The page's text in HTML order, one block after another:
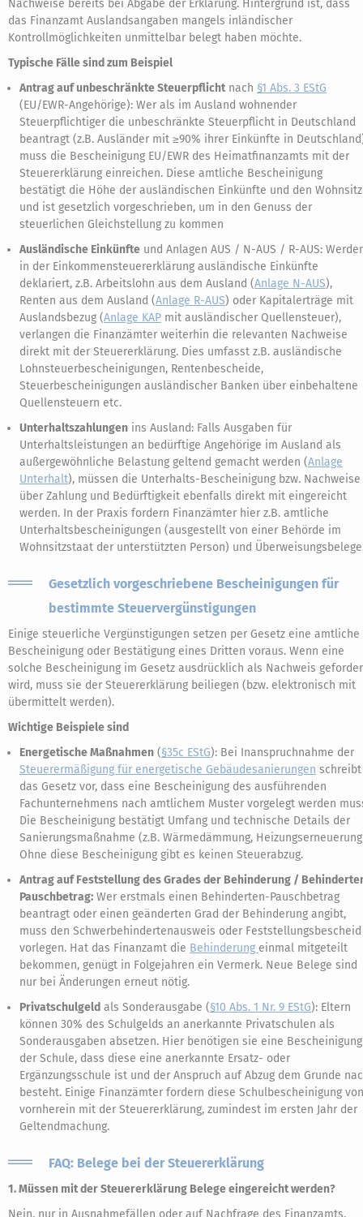
Nachweise bereits bei Abgabe der Erklärung. Hintergrund ist, dass
das Finanzamt Auslandsangaben mangels inländischer
Kontrollmöglichkeiten unmittelbar belegt haben möchte.
Typische Fälle sind zum Beispiel
Antrag auf unbeschränkte Steuerpflichtnach §1 Abs. 3 EStG
(EU/EWR-Angehörige): Wer als im Ausland wohnender
Steuerpflichtiger die unbeschränkte Steuerpflicht in Deutschland
beantragt (z.B. Ausländer mit ≥90% ihrer Einkünfte in
muss die Bescheinigung EU/EWR des Heimatfinanzamts mit der
Steuererklärung einreichen. Diese amtliche Bescheinigung
bestätigt die Höhe der ausländischen Einkünfte und den Wohnsitz
und ist gesetzlich vorgeschrieben, um in den Genuss der
steuerlichen Gleichstellung zu kommen
Ausländische Einkünfte und Anlagen AUS / N-AUS / R-AUS:
in der Einkommensteuererklärung ausländische Einkünfte
deklariert, z.B. Arbeitslohn aus dem Ausland (Anlage N-AUS),
Renten aus dem Ausland (Anlage R-AUS) oder Kapitalerträge mit
Auslandsbezug (Anlage KAP mit ausländischer Quellensteuer),
verlangen die Finanzämter weiterhin die relevanten Nachweise
direkt mit der Steuererklärung. Dies umfasst z.B. ausländische
Lohnsteuerbescheinigungen, Rentenbescheide,
Steuerbescheinigungen ausländischer Banken über einbehaltene
Quellensteuern etc.
Unterhaltszahlungen ins Ausland: Falls Ausgaben für
Unterhaltsleistungen an bedürftige Angehörige im Ausland als
außergewöhnliche Belastung geltend gemacht werden (Anlage
Unterhalt), müssen die Unterhalts-Bescheinigung bzw. Nachweise
über Zahlung und Bedürftigkeit ebenfalls direkt mit eingereicht
werden. In der Praxis fordern Finanzämter hier z.B. amtliche
Unterhaltsbescheinigungen (ausgestellt von einer Behörde im
Wohnsitzstaat der unterstützten Person) und
Gesetzlich vorgeschriebene Bescheinigungen für
bestimmte Steuervergünstigungen
Einige steuerliche Vergünstigungen setzen per Gesetz eine amtliche
Bescheinigung oder Bestätigung eines Dritten voraus. Wenn eine
solche Bescheinigung im Gesetz ausdrücklich als Nachweis
wird, muss sie der Steuererklärung beiliegen (bzw. elektronisch mit
übermittelt werden).
Wichtige Beispiele sind
Energetische Maßnahmen (§35c EStG): Bei Inanspruchnahme der
Steuerermäßigung für energetische Gebäudesanierungen schreibt
das Gesetz vor, dass eine Bescheinigung des ausführenden
Fachunternehmens nach amtlichem Muster vorgelegt werden
Die Bescheinigung bestätigt Umfang und technische Details der
Sanierungsmaßnahme (z.B. Wärmedämmung,
Ohne diese Bescheinigung gibt es keinen Steuerabzug.
Antrag auf Feststellung des Grades der Behinderung /
Pauschbetrag: Wer erstmals einen Behinderten-Pauschbetrag
beantragt oder einen geänderten Grad der Behinderung angibt,
muss den Schwerbehindertenausweis oder Feststellungsbescheid
vorlegen. Hat das Finanzamt die Behinderung einmal mitgeteilt
bekommen, genügt in Folgejahren ein Vermerk. Neue Belege sind
nur bei Änderungen erneut nötig.
Privatschulgeld als Sonderausgabe (§10 Abs. 1 Nr. 9 EStG): Eltern
können 30% des Schulgelds an anerkannte Privatschulen als
Sonderausgaben absetzen. Hier benötigen sie eine Bescheinigung
der Schule, dass diese eine anerkannte Ersatz- oder
Ergänzungsschule ist und der Anspruch auf Abzug dem Grunde
besteht. Einige Finanzämter fordern diese Schulbescheinigung von
vornherein mit der Steuererklärung, zumindest im ersten Jahr der
Geltendmachung.
FAQ: Belege bei der Steuererklärung
1. Müssen mit der Steuererklärung Belege eingereicht werden?
Nein, nur in Ausnahmefällen oder auf Nachfrage des Finanzamts.